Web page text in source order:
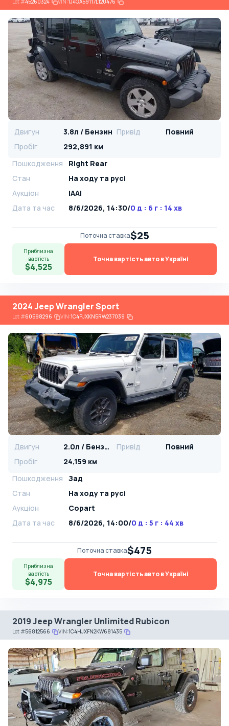
Lot#45260324 VIN:1J4GA59117L120476
Двигун 3.8л / Бензин Привід
Повний
Пробіг
292,891 км
Пошкодження
Right Rear
Стан
На ​​ходу та русі
Аукціон
IAAI
Дата та час
8/6/2026, 14:30/0 д : 6 г : 14 хв
Поточна ставка$25
Приблизна
вартість
$4,525
Точна вартість авто в Україні
2024 Jeep Wrangler Sport
Lot#60598296 VIN:1C4PJXKN5RW237039
Двигун 2.0л / Бензин Привід
Повний
Пробіг
24,159 км
Пошкодження
Зад
Стан
На ​​ходу та русі
Аукціон
Copart
Дата та час
8/6/2026, 14:00/0 д : 5 г : 44 хв
Поточна ставка$475
Приблизна
вартість
$4,975
Точна вартість авто в Україні
2019 Jeep Wrangler Unlimited Rubicon
Lot#56812566 VIN:1C4HJXFN2KW681435